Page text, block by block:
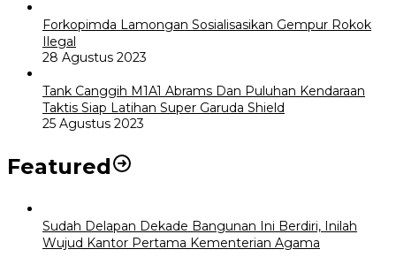
Forkopimda Lamongan Sosialisasikan Gempur Rokok
Ilegal
28 Agustus 2023
Tank Canggih M1A1 Abrams Dan Puluhan Kendaraan
Taktis Siap Latihan Super Garuda Shield
25 Agustus 2023
Featured
Sudah Delapan Dekade Bangunan Ini Berdiri, Inilah
Wujud Kantor Pertama Kementerian Agama